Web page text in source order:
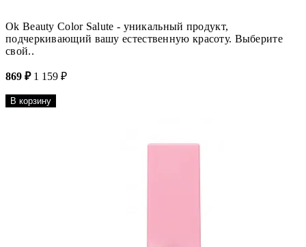
Ok Beauty Сolor Salute - уникальный продукт,
подчеркивающий вашу естественную красоту. Выберите
свой..
869 ₽ 1 159 ₽
В корзину